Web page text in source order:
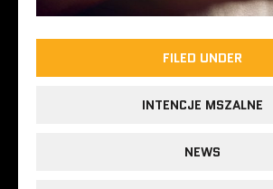
FILED UNDER
INTENCJE MSZALNE
NEWS